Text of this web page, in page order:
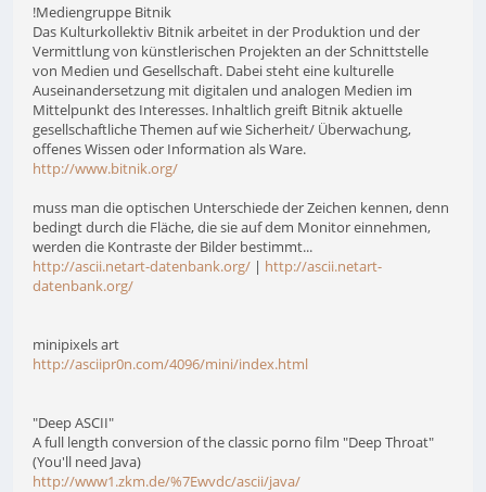
!Mediengruppe Bitnik
Das Kulturkollektiv Bitnik arbeitet in der Produktion und der
Vermittlung von künstlerischen Projekten an der Schnittstelle
von Medien und Gesellschaft. Dabei steht eine kulturelle
Auseinandersetzung mit digitalen und analogen Medien im
Mittelpunkt des Interesses. Inhaltlich greift Bitnik aktuelle
gesellschaftliche Themen auf wie Sicherheit/ Überwachung,
offenes Wissen oder Information als Ware.
http://www.bitnik.org/
muss man die optischen Unterschiede der Zeichen kennen, denn
bedingt durch die Fläche, die sie auf dem Monitor einnehmen,
werden die Kontraste der Bilder bestimmt...
http://ascii.netart-datenbank.org/ | http://ascii.netart-
datenbank.org/
minipixels art
http://asciipr0n.com/4096/mini/index.html
"Deep ASCII"
A full length conversion of the classic porno film "Deep Throat"
(You'll need Java)
http://www1.zkm.de/%7Ewvdc/ascii/java/